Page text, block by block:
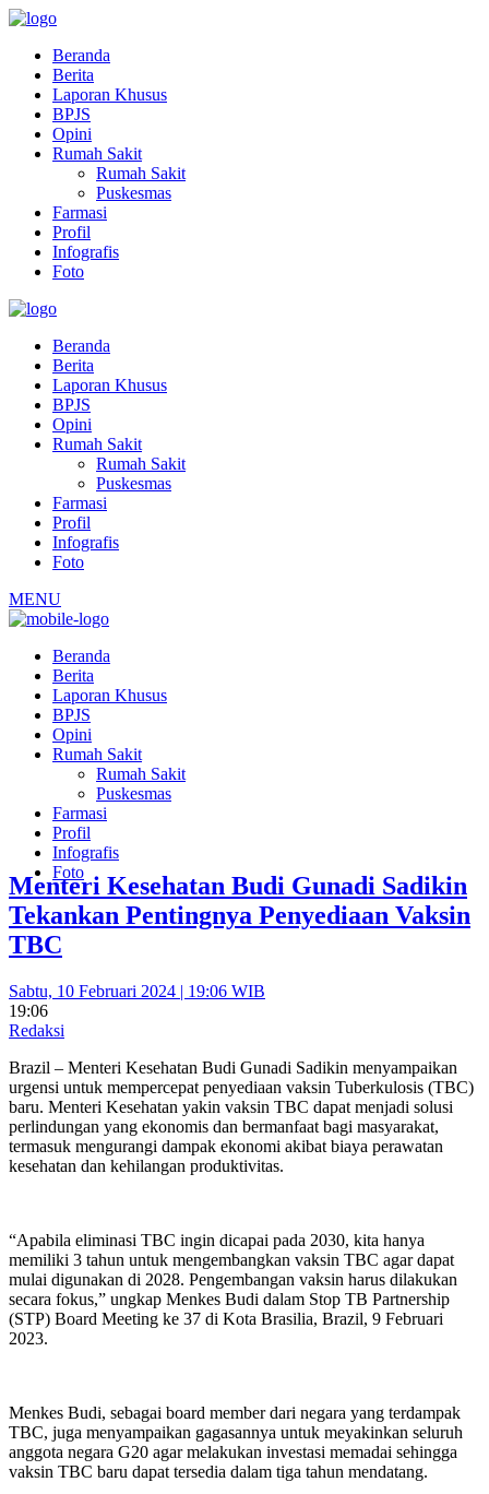
Beranda
Berita
Laporan Khusus
BPJS
Opini
Rumah Sakit
Rumah Sakit
Puskesmas
Farmasi
Profil
Infografis
Foto
Beranda
Berita
Laporan Khusus
BPJS
Opini
Rumah Sakit
Rumah Sakit
Puskesmas
Farmasi
Profil
Infografis
Foto
MENU
Beranda
Berita
Laporan Khusus
BPJS
Opini
Rumah Sakit
Rumah Sakit
Puskesmas
Farmasi
Profil
Infografis
Foto
Menteri Kesehatan Budi Gunadi Sadikin
Tekankan Pentingnya Penyediaan Vaksin
TBC
Sabtu, 10 Februari 2024 | 19:06 WIB
19:06
Redaksi
Brazil – Menteri Kesehatan Budi Gunadi Sadikin menyampaikan
urgensi untuk mempercepat penyediaan vaksin Tuberkulosis (TBC)
baru. Menteri Kesehatan yakin vaksin TBC dapat menjadi solusi
perlindungan yang ekonomis dan bermanfaat bagi masyarakat,
termasuk mengurangi dampak ekonomi akibat biaya perawatan
kesehatan dan kehilangan produktivitas.
“Apabila eliminasi TBC ingin dicapai pada 2030, kita hanya
memiliki 3 tahun untuk mengembangkan vaksin TBC agar dapat
mulai digunakan di 2028. Pengembangan vaksin harus dilakukan
secara fokus,” ungkap Menkes Budi dalam ​​Stop TB Partnership
(STP) Board Meeting ke 37 di Kota Brasilia, Brazil, 9 Februari
2023.
Menkes Budi, sebagai board member dari negara yang terdampak
TBC, juga menyampaikan gagasannya untuk meyakinkan seluruh
anggota negara G20 agar melakukan investasi memadai sehingga
vaksin TBC baru dapat tersedia dalam tiga tahun mendatang.